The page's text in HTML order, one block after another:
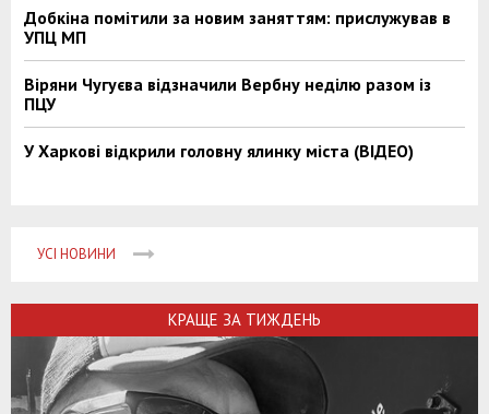
Добкіна помітили за новим заняттям: прислужував в
УПЦ МП
Віряни Чугуєва відзначили Вербну неділю разом із
ПЦУ
У Харкові відкрили головну ялинку міста (ВІДЕО)
УСІ НОВИНИ
КРАЩЕ ЗА ТИЖДЕНЬ